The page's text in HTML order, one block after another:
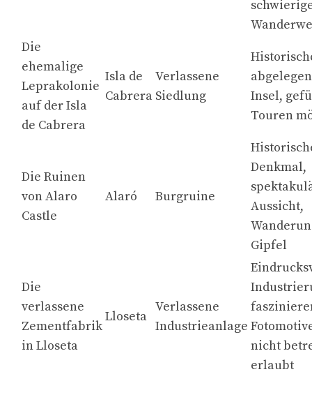
Die
ehemalige
Leprakolonie
auf der Isla
de Cabrera
Isla de
Cabrera
Verlassene
Siedlung
Insel,
Touren
Die Ruinen
von Alaro
Castle
Alaró Burgruine
Denkmal,
Aussicht,
Gipfel
Die
verlassene
Zementfabrik
in Lloseta
Lloseta
Verlassene
Industrieanlage
nicht
erlaubt